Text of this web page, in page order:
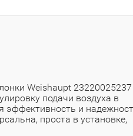
Weishaupt 23220025237
подачи воздуха в
эффективность и
проста в установке,